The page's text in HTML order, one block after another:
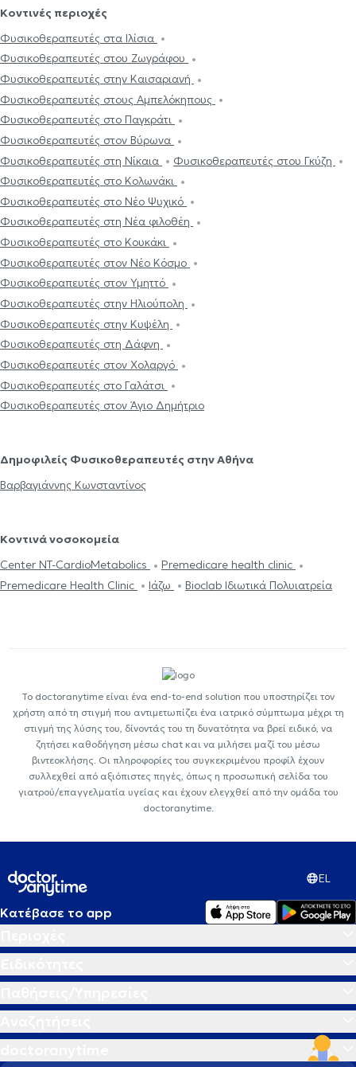
Κοντινές περιοχές
Φυσικοθεραπευτές στα Ιλίσια
Φυσικοθεραπευτές στου Ζωγράφου
Φυσικοθεραπευτές στην Καισαριανή
Φυσικοθεραπευτές στους Αμπελόκηπους
Φυσικοθεραπευτές στο Παγκράτι
Φυσικοθεραπευτές στον Βύρωνα
Φυσικοθεραπευτές στη Νίκαια
Φυσικοθεραπευτές στου Γκύζη
Φυσικοθεραπευτές στο Κολωνάκι
Φυσικοθεραπευτές στο Νέο Ψυχικό
Φυσικοθεραπευτές στη Νέα φιλοθέη
Φυσικοθεραπευτές στο Κουκάκι
Φυσικοθεραπευτές στον Νέο Κόσμο
Φυσικοθεραπευτές στον Υμηττό
Φυσικοθεραπευτές στην Ηλιούπολη
Φυσικοθεραπευτές στην Κυψέλη
Φυσικοθεραπευτές στη Δάφνη
Φυσικοθεραπευτές στον Χολαργό
Φυσικοθεραπευτές στο Γαλάτσι
Φυσικοθεραπευτές στον Άγιο Δημήτριο
Δημοφιλείς Φυσικοθεραπευτές στην Αθήνα
Βαρβαγιάννης Κωνσταντίνος
Κοντινά νοσοκομεία
Center NT-CardioMetabolics
Premedicare health clinic
Premedicare Health Clinic
Ιάζω Bioclab Ιδιωτικά Πολυιατρεία
Το doctoranytime είναι ένα end-to-end solution που υποστηρίζει τον
χρήστη από τη στιγμή που αντιμετωπίζει ένα ιατρικό σύμπτωμα μέχρι τη
στιγμή της λύσης του, δίνοντάς του τη δυνατότητα να βρεί ειδικό, να
ζητήσει καθοδήγηση μέσω chat και να μιλήσει μαζί του μέσω
βιντεοκλήσης. Οι πληροφορίες του συγκεκριμένου προφίλ έχουν
συλλεχθεί από αξιόπιστες πηγές, όπως η προσωπική σελίδα του
γιατρού/επαγγελματία υγείας και έχουν ελεγχθεί από την ομάδα του
doctoranytime.
EL
Κατέβασε το app